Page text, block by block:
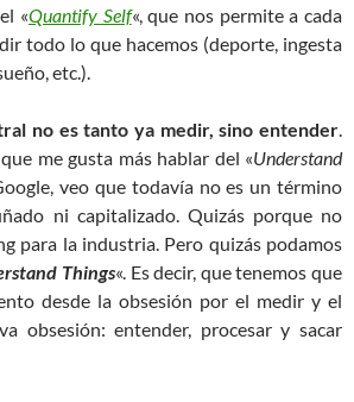
«Quantify Self«, que nos permite a cada
todo lo que hacemos (deporte, ingesta
etc.).
no es tanto ya medir, sino entender.
me gusta más hablar del «Understand
veo que todavía no es un término
ni capitalizado. Quizás porque no
para la industria. Pero quizás podamos
Things«. Es decir, que tenemos que
desde la obsesión por el medir y el
obsesión: entender, procesar y sacar